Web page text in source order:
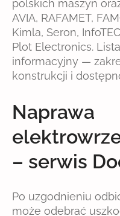
polskich maszyn
AVIA, RAFAMET,
Kimla, Seron,
Plot Electronics.
informacyjny —
konstrukcji i
Naprawa
– serwis
Po uzgodnieniu
może odebrać